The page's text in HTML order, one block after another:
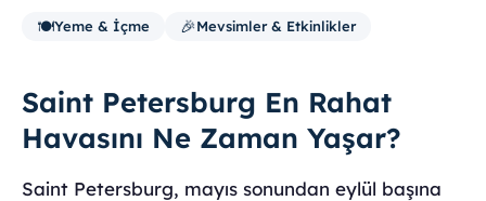
🍽️Yeme & İçme 🎉Mevsimler & Etkinlikler
Saint Petersburg En Rahat
Havasını Ne Zaman Yaşar?
Saint Petersburg, mayıs sonundan eylül başına